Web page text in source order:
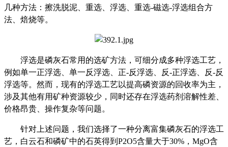
几种方法：擦洗脱泥、重选、浮选、重选-磁选-浮选组合方
法、焙烧等。
浮选是磷灰石常用的选矿方法，可细分成多种浮选工艺，
例如单一正浮选、单一反浮选、正-反浮选、反-正浮选、反-反
浮选等。然而，现有的浮选工艺以提高磷资源的回收率为主，
涉及其他有用矿种资源较少，同时还存在浮选药剂溶解性差、
价格昂贵、操作复杂等问题。
针对上述问题，我们选择了一种分离富集磷灰石的浮选工
艺，白云石和磷矿中的石英得到P2O5含量大于30%，MgO含